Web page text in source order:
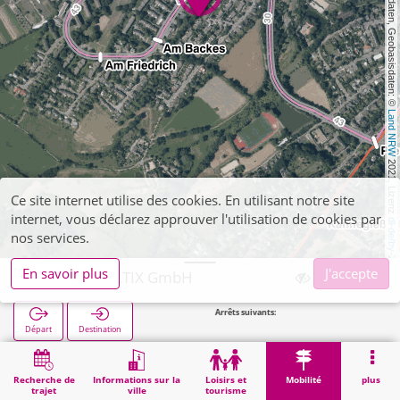
, Kartendaten, Geobasisdaten: ©
Land NRW
2021, Lizenz
dl-de/by-2-0
Recherche de
trajet
Informations sur la
ville
Loisirs et
tourisme
Mobilité plus
Aachen, SELTIX GmbH
Départ Destination
Démarrage Vente de billets Aachen, SELTIX GmbH
Ce site internet utilise des cookies. En utilisant notre site
internet, vous déclarez approuver l'utilisation de cookies par
nos services.
En savoir plus
J'accepte